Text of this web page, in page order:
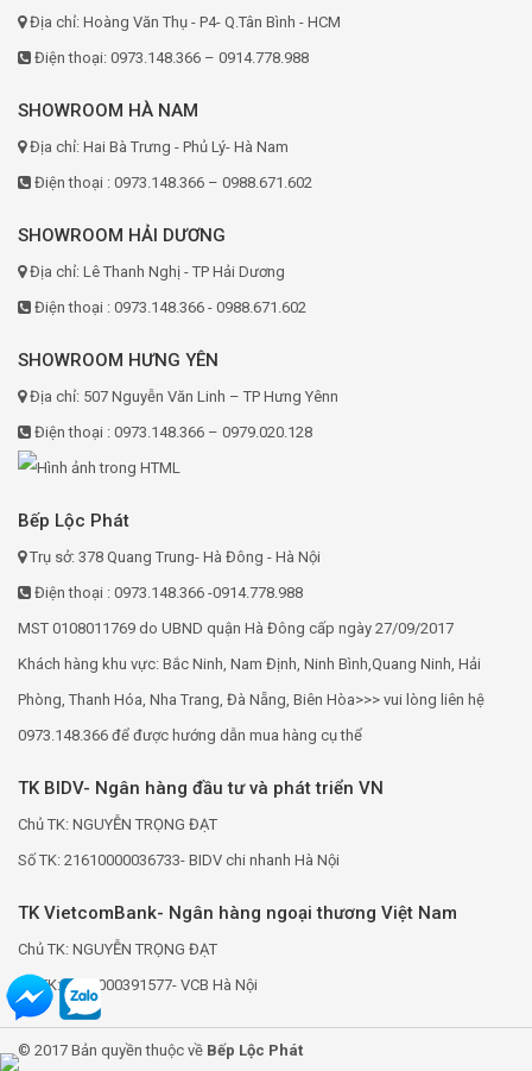
Địa chỉ: Hoàng Văn Thụ - P4- Q.Tân Bình - HCM
Điện thoại: 0973.148.366 – 0914.778.988
SHOWROOM HÀ NAM
Địa chỉ: Hai Bà Trưng - Phủ Lý- Hà Nam
Điện thoại : 0973.148.366 – 0988.671.602
SHOWROOM HẢI DƯƠNG
Địa chỉ: Lê Thanh Nghị - TP Hải Dương
Điện thoại : 0973.148.366 - 0988.671.602
SHOWROOM HƯNG YÊN
Địa chỉ: 507 Nguyễn Văn Linh – TP Hưng Yênn
Điện thoại : 0973.148.366 – 0979.020.128
Bếp Lộc Phát
Trụ sở: 378 Quang Trung- Hà Đông - Hà Nội
Điện thoại : 0973.148.366 -0914.778.988
MST 0108011769 do UBND quận Hà Đông cấp ngày 27/09/2017
Khách hàng khu vực: Bắc Ninh, Nam Định, Ninh Bình,Quang Ninh, Hải
Phòng, Thanh Hóa, Nha Trang, Đà Nẵng, Biên Hòa>>> vui lòng liên hệ
0973.148.366 để được hướng dẫn mua hàng cụ thể
TK BIDV- Ngân hàng đầu tư và phát triển VN
Chủ TK: NGUYỄN TRỌNG ĐẠT
Số TK: 21610000036733- BIDV chi nhanh Hà Nội
TK VietcomBank- Ngân hàng ngoại thương Việt Nam
Chủ TK: NGUYỄN TRỌNG ĐẠT
Số TK: 0691000391577- VCB Hà Nội
© 2017 Bản quyền thuộc về Bếp Lộc Phát